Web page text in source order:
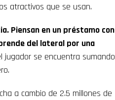
atractivos que se usan.
Piensan en un préstamo con
del lateral por una
jugador se encuentra sumando
a cambio de 2.5 millones de